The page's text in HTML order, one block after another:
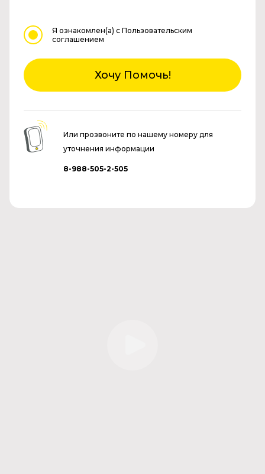
Я ознакомлен(а) с Пользовательским
соглашением
Хочу Помочь!
Или прозвоните по нашему номеру для
уточнения информации
8-988-505-2-505